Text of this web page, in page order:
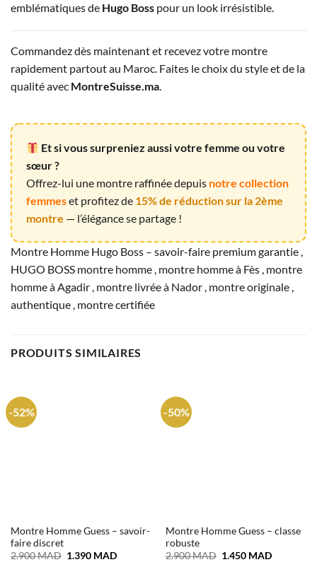
emblématiques de Hugo Boss pour un look irrésistible.
Commandez dès maintenant et recevez votre montre
rapidement partout au Maroc. Faites le choix du style et de la
qualité avec MontreSuisse.ma.
Et si vous surpreniez aussi votre femme ou votre
sœur ?
Offrez-lui une montre raffinée depuis notre collection
femmeset profitez de 15% de réduction sur la 2ème
montre — l’élégance se partage !
Montre Homme Hugo Boss – savoir-faire premium garantie ,
HUGO BOSS montre homme , montre homme à Fès , montre
homme à Agadir , montre livrée à Nador , montre originale ,
authentique , montre certifiée
PRODUITS SIMILAIRES
-52%
Montre Homme Guess – savoir-
faire discret
2.900MAD Le
1.390 MADLe
-50%
Montre Homme Guess – classe
robuste
2.900MAD Le
1.450 MADLe